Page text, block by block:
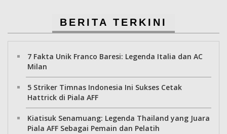
BERITA TERKINI
7 Fakta Unik Franco Baresi: Legenda Italia dan AC
Milan
5 Striker Timnas Indonesia Ini Sukses Cetak
Hattrick di Piala AFF
Kiatisuk Senamuang: Legenda Thailand yang Juara
Piala AFF Sebagai Pemain dan Pelatih